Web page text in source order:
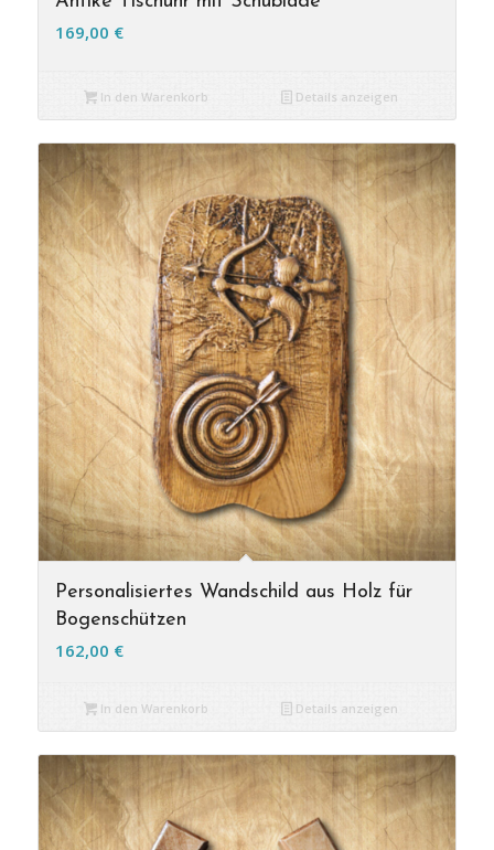
169,00 €
In den Warenkorb Details anzeigen
Personalisiertes Wandschild aus Holz für
Bogenschützen
162,00 €
In den Warenkorb Details anzeigen